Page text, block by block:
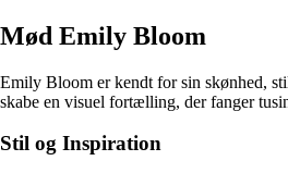
Mød Emily Bloom
Emily Bloom er kendt for sin skønhed,
skabe en visuel fortælling, der fanger
Stil og Inspiration